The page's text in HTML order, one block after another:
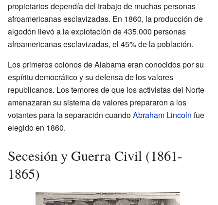
propietarios dependía del trabajo de muchas personas
afroamericanas esclavizadas. En 1860, la producción de
algodón llevó a la explotación de 435.000 personas
afroamericanas esclavizadas, el 45% de la población.
Los primeros colonos de Alabama eran conocidos por su
espíritu democrático y su defensa de los valores
republicanos. Los temores de que los activistas del Norte
amenazaran su sistema de valores prepararon a los
votantes para la separación cuandoAbraham Lincoln fue
elegido en 1860.
Secesión y Guerra Civil (1861-
1865)